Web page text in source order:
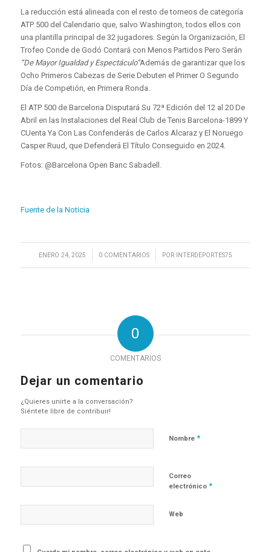
La reducción está alineada con el resto de torneos de categoría
ATP 500 del Calendario que, salvo Washington, todos ellos con
una plantilla principal de 32 jugadores. Según la Organización, El
Trofeo Conde de Godó Contará con Menos Partidos Pero Serán
“De Mayor Igualdad y Espectáculo”Además de garantizar que los
Ocho Primeros Cabezas de Serie Debuten el Primer O Segundo
Día de Competión, en Primera Ronda.
El ATP 500 de Barcelona Disputará Su 72ª Edición del 12 al 20 De
Abril en las Instalaciones del Real Club de Tenis Barcelona-1899 Y
CUenta Ya Con Las Confenderás de Carlos Alcaraz y El Noruego
Casper Ruud, que Defenderá El Título Conseguido en 2024.
Fotos: @Barcelona Open Banc Sabadell.
Fuente de la Noticia
ENERO 24, 2025
/ 0 COMENTARIOS
/ POR INTERDEPORTES75
0
COMENTARIOS
Dejar un comentario
¿Quieres unirte a la conversación?
Siéntete libre de contribuir!
Nombre *
Correo
electrónico *
Web